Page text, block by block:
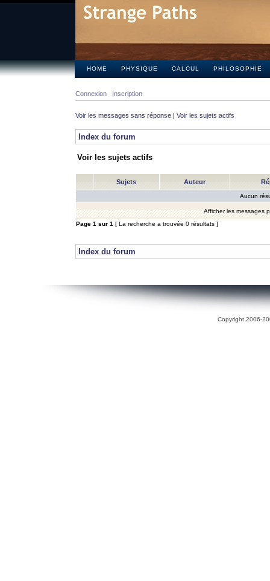
HOME PHYSIQUE CALCUL PHILOSOPHIE
Connexion Inscription
Voir les messages sans réponse | Voir les sujets actifs
Index du forum
Voir les sujets actifs
Sujets Auteur
Aucun
Afficher les messages
Page 1 sur 1 [ La recherche a trouvée 0 résultats ]
Index du forum
Copyright 2006-